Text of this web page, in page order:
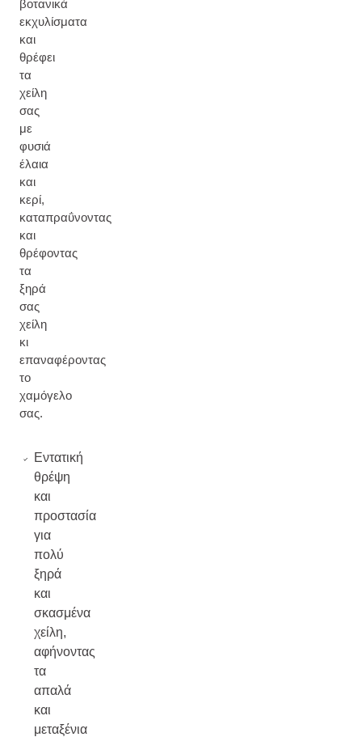
βοτανικά
εκχυλίσματα
και
θρέφει
τα
χείλη
σας
με
φυσιά
έλαια
και
κερί,
καταπραΰνοντας
και
θρέφοντας
τα
ξηρά
σας
χείλη
κι
επαναφέροντας
το
χαμόγελο
σας.
Εντατική
θρέψη
και
προστασία
για
πολύ
ξηρά
και
σκασμένα
χείλη,
αφήνοντας
τα
απαλά
και
μεταξένια